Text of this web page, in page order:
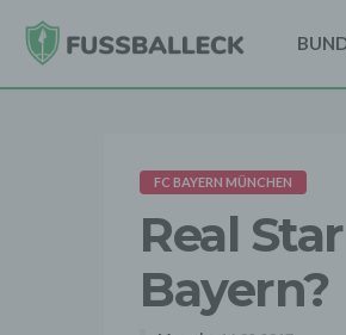
FC BAYERN MÜNCHEN
Real
Bayern?